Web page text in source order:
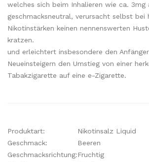
welches sich beim Inhalieren wie ca. 3mg
geschmacksneutral, verursacht selbst bei
Nikotinstärken keinen nennenswerten
kratzen.
und erleichtert insbesondere den
Neueinsteigern den Umstieg von einer
Tabakzigarette auf eine e-Zigarette.
Produktart:
Nikotinsalz Liquid
Geschmack:
Beeren
Geschmacksrichtung:Fruchtig